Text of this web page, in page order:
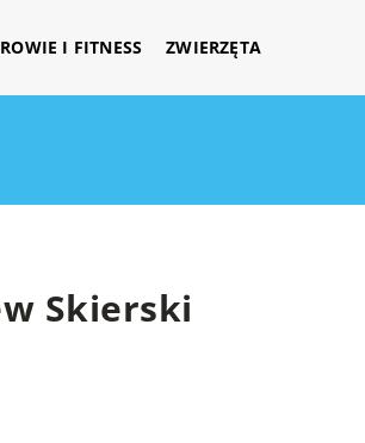
I FITNESS ZWIERZĘTA
Skierski